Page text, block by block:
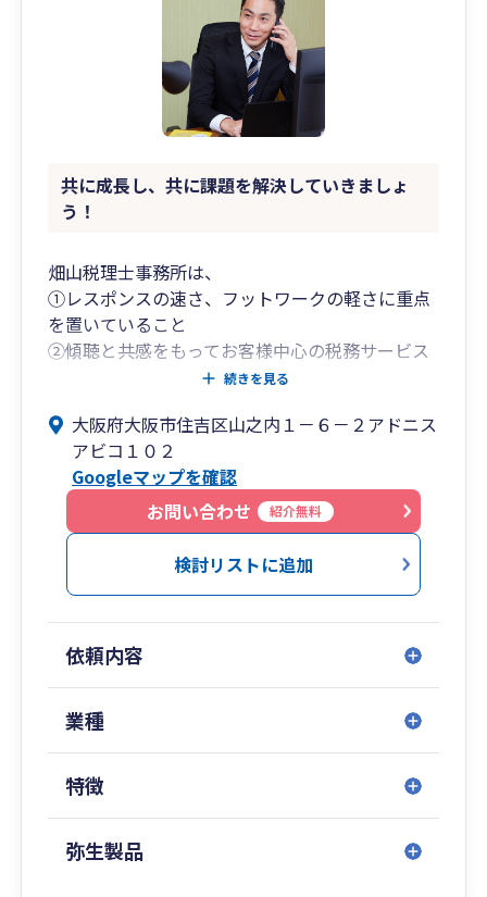
共に成長し、共に課題を解決していきましょ
う！
畑山税理士事務所は、
①レスポンスの速さ、フットワークの軽さに重点
を置いていること
②傾聴と共感をもってお客様中心の税務サービス
を提供していること
く姿勢に定評があること
④税務署勤務経験があり、税務調査対策に精通し
ていること
③会計事務所勤務経験を生かした経営計画、節税
アドバイスが得意であること
などを強みとしております。
（個人事業開業や法人設立などスタートアップサ
ポートも得意としています）
・日本政策金融公庫への融資申請支援
・税務調査の立ち合い、税務調査シュミレーショ
ン（元税務職員の経験に沿ったアドバイス、サポ
ートが可能です）
続きを見る
大阪府大阪市住吉区山之内１－６－２アドニス
アビコ１０２
Googleマップを確認
お問い合わせ
紹介無料
検討リストに追加
依頼内容
業種
特徴
弥生製品